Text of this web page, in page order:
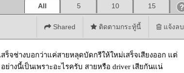
All 5 10 15
Shared ติดตามกระทู้นี้ แจ้งลบ
ร็จช่างบอกว่าแค่สายหลุดบัดกรีให้ใหม่เสร็จเสียงออก แต่
างนี้เป็นเพราะอะไรครับ สายหรือ driver เสียกันแน่